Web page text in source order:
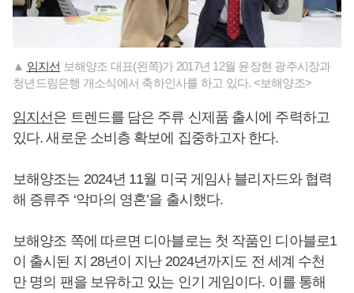
▲ 임지선 보해양조 대표(왼쪽)가 2017년 12월 윤장현 광주시장과
청년드림은행 개소식에서 축하인사를 하고 있다. <보해양조>
임지선은 트렌드를 담은 주류 신제품 출시에 주력하고
있다. 새로운 소비층 확보에 집중하고자 한다.
보해양조는 2024년 11월 미국 게임사 블리자드와 협력
해 증류주 ‘악마의 영혼’을 출시했다.
보해양조 쪽에 따르면 디아블로는 첫 작품인 디아블로1
이 출시된 지 28년이 지난 2024년까지도 전 세계 수천
만 명의 팬을 보유하고 있는 인기 게임이다. 이를 통해